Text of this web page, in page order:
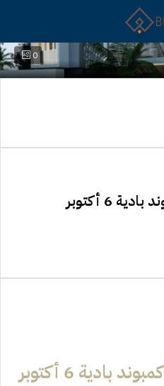
0
كمبوند بادية 6 أكتوبر